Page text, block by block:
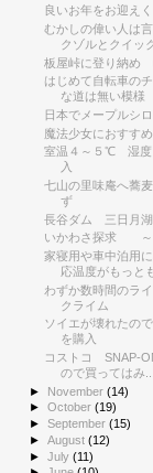
良いお年をお迎え
むかしの偉い人は
クゾルとクイッ
板屋峠に登り納め
はじめて自転車の
な道は無い模様
日本でメープルシ
魔法少女におすす
室温４～５℃ 湿度
入
七山の里味庵へ蕎
ず
長谷ダム 三日月湖
いかわさ探求 ～
家寝用や車中泊用
応温度がもっと
わずか数時間のラ
クライム
ソイエが壊れたの
を購入
コストコ SNAP-
ので買ってはみ...
► November(14)
►October(19)
►September(15)
►August(12)
►July(11)